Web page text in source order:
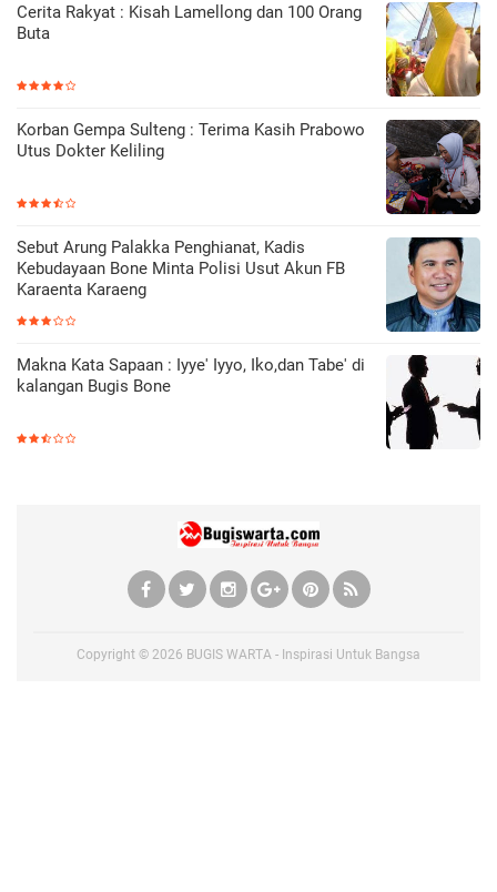
Cerita Rakyat : Kisah Lamellong dan 100 Orang
Buta
Korban Gempa Sulteng : Terima Kasih Prabowo
Utus Dokter Keliling
Sebut Arung Palakka Penghianat, Kadis
Kebudayaan Bone Minta Polisi Usut Akun FB
Karaenta Karaeng
Makna Kata Sapaan : Iyye' Iyyo, Iko,dan Tabe' di
kalangan Bugis Bone
Copyright © 2026 BUGIS WARTA - Inspirasi Untuk Bangsa